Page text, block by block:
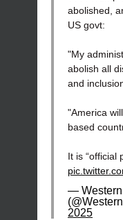
abolished,
US govt:
"My
abolish all
and
"America
based
It is “official
— Western
2025